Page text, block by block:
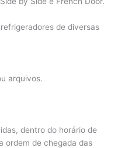
de diversas
arquivos.
dentro do horário de
ordem de chegada das